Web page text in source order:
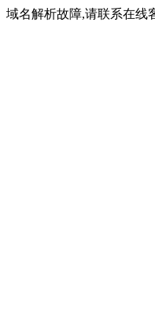
域名解析故障,请联系在线